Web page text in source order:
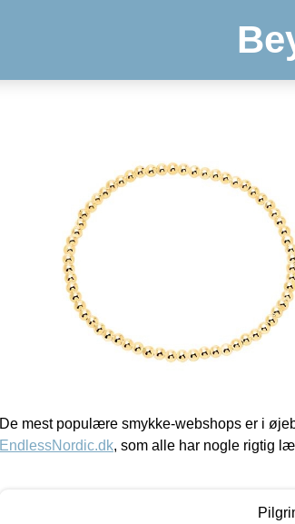
De mest populære smykke-webshops er i
EndlessNordic.dk, som alle har nogle rigtig